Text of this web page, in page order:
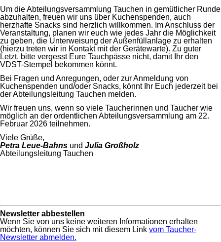
Um die Abteilungsversammlung Tauchen in gemütlicher Runde
abzuhalten, freuen wir uns über Kuchenspenden, auch
herzhafte Snacks sind herzlich willkommen. Im Anschluss der
Veranstaltung, planen wir euch wie jedes Jahr die Möglichkeit
zu geben, die Unterweisung der Außenfüllanlage zu erhalten
(hierzu treten wir in Kontakt mit der Gerätewarte). Zu guter
Letzt, bitte vergesst Eure Tauchpässe nicht, damit Ihr den
VDST-Stempel bekommen könnt.
Bei Fragen und Anregungen, oder zur Anmeldung von
Kuchenspenden und/oder Snacks, könnt Ihr Euch jederzeit bei
der Abteilungsleitung Tauchen melden.
Wir freuen uns, wenn so viele Taucherinnen und Taucher wie
möglich an der ordentlichen Abteilungsversammlung am 22.
Februar 2026 teilnehmen.
Viele Grüße,
Petra Leue-Bahns und Julia Großholz
Abteilungsleitung Tauchen
Newsletter abbestellen
Wenn Sie von uns keine weiteren Informationen erhalten
möchten, können Sie sich mit diesem Link vom Taucher-
Newsletter abmelden.